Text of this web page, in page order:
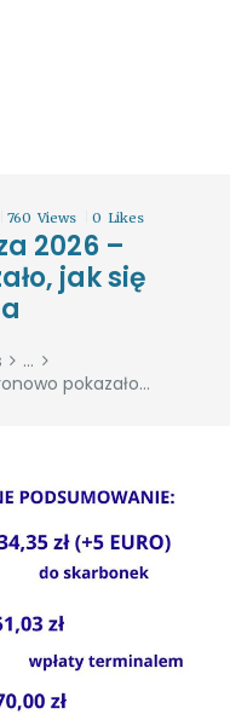
760 Views 0 Likes
2026 –
jak się
...
pokazało...